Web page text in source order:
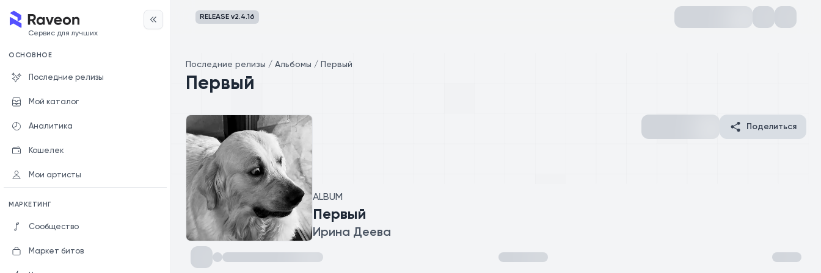
Сервис для лучших
ОСНОВНОЕ
Последние релизы
Мой каталог
Аналитика
Кошелек
Мои артисты
МАРКЕТИНГ
Сообщество
Маркет битов
RELEASE v2.4.16
Последние релизы / Альбомы / Первый
Первый
ALBUM
Первый
Ирина Деева
Поделиться